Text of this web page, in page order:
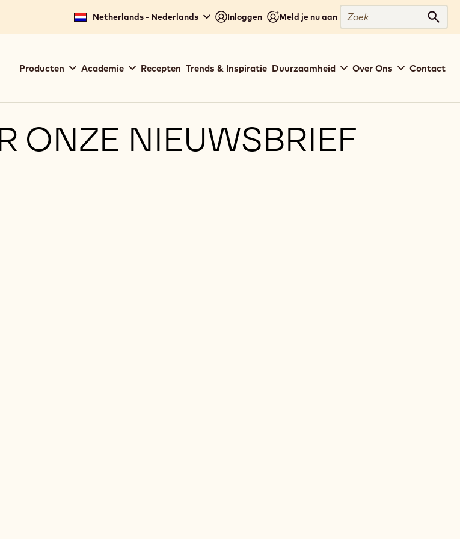
Netherlands - Nederlands Inloggen Meld je nu aan
Zoek
Zoek
navigation
Producten Academie Recepten Trends & Inspiratie Duurzaamheid Over Ons Contact
ONZE NIEUWSBRIEF